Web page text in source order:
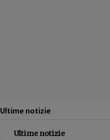
Ultime notizie
Ultime notizie